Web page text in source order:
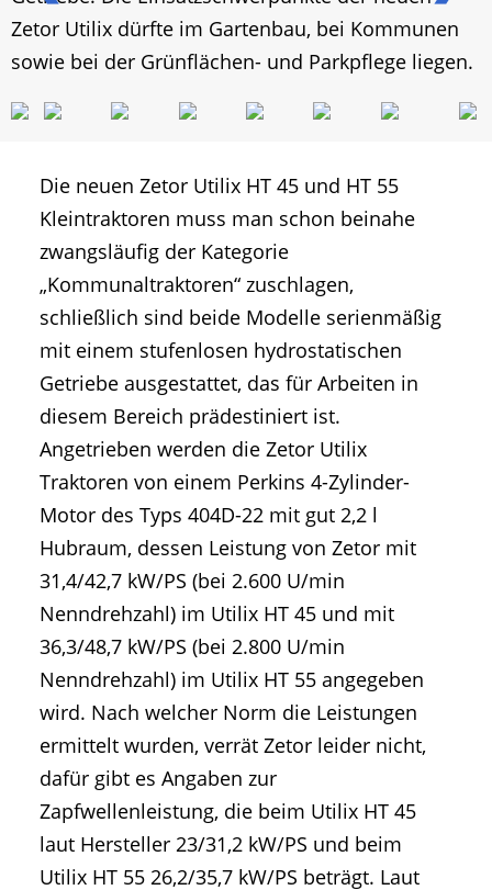
Zetor Utilix dürfte im Gartenbau, bei Kommunen
sowie bei der Grünflächen- und Parkpflege liegen.
Die neuen Zetor Utilix HT 45 und HT 55
Kleintraktoren muss man schon beinahe
zwangsläufig der Kategorie
„Kommunaltraktoren“ zuschlagen,
schließlich sind beide Modelle serienmäßig
mit einem stufenlosen hydrostatischen
Getriebe ausgestattet, das für Arbeiten in
diesem Bereich prädestiniert ist.
Angetrieben werden die Zetor Utilix
Traktoren von einem Perkins 4-Zylinder-
Motor des Typs 404D-22 mit gut 2,2 l
Hubraum, dessen Leistung von Zetor mit
31,4/42,7 kW/PS (bei 2.600 U/min
Nenndrehzahl) im Utilix HT 45 und mit
36,3/48,7 kW/PS (bei 2.800 U/min
Nenndrehzahl) im Utilix HT 55 angegeben
wird. Nach welcher Norm die Leistungen
ermittelt wurden, verrät Zetor leider nicht,
dafür gibt es Angaben zur
Zapfwellenleistung, die beim Utilix HT 45
laut Hersteller 23/31,2 kW/PS und beim
Utilix HT 55 26,2/35,7 kW/PS beträgt. Laut